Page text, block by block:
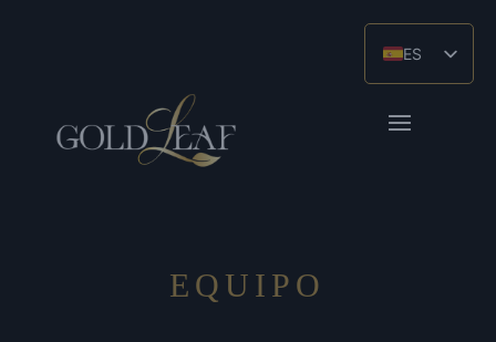
ES
EN_GB
ZH
EQUIPO